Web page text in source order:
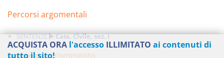
Percorsi argomentali
SENTENZE Cass. Civile, sez. I
Aggiungi un commento
ACQUISTA ORA l'accesso ILLIMITATO ai contenuti di
tutto il sito!